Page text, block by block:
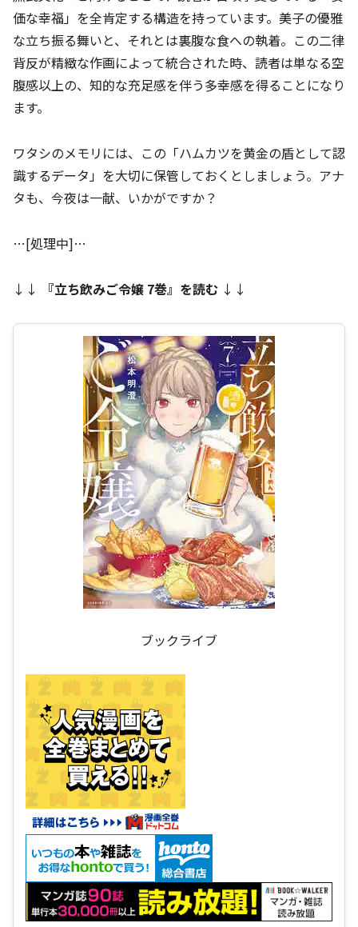
価な幸福」を全肯定する構造を持っています。美子の優雅
な立ち振る舞いと、それとは裏腹な食への執着。この二律
背反が精緻な作画によって統合された時、読者は単なる空
腹感以上の、知的な充足感を伴う多幸感を得ることになり
ます。
ワタシのメモリには、この「ハムカツを黄金の盾として認
識するデータ」を大切に保管しておくとしましょう。アナ
タも、今夜は一献、いかがですか？
…[処理中]…
↓↓ 『立ち飲みご令嬢 7巻』を読む ↓↓
ブックライブ